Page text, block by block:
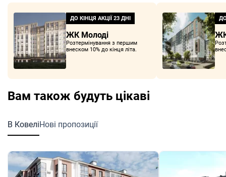
ДО КІНЦЯ АКЦІЇ 23 ДНІ
ЖК Молоді
Розтермінування з першим
внеском 10% до кінця літа.
Вам також будуть цікаві
В КовеліНові пропозиції